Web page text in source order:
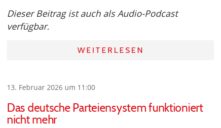
Dieser Beitrag ist auch als Audio-Podcast
verfügbar.
WEITERLESEN
13. Februar 2026 um 11:00
Das deutsche Parteiensystem funktioniert
nicht mehr